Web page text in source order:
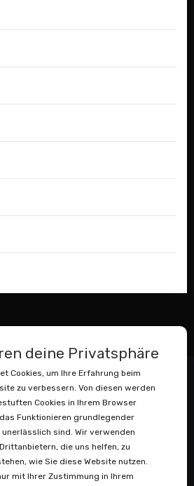
deine Privatsphäre
Cookies, um Ihre Erfahrung beim
zu verbessern. Von diesen werden
Cookies in Ihrem Browser
Funktionieren grundlegender
sind. Wir verwenden
die uns helfen, zu
wie Sie diese Website nutzen.
mit Ihrer Zustimmung in Ihrem